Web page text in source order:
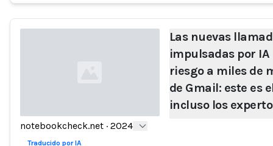
Loading...
Las nuevas
impulsadas por
riesgo a miles de
de Gmail: este es
incluso los
notebookcheck.net · 2024
Traducido por IA